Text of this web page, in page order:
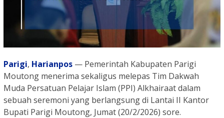
Parigi, Harianpos — Pemerintah Kabupaten Parigi
Moutong menerima sekaligus melepas Tim Dakwah
Muda Persatuan Pelajar Islam (PPI) Alkhairaat dalam
sebuah seremoni yang berlangsung di Lantai II Kantor
Bupati Parigi Moutong, Jumat (20/2/2026) sore.